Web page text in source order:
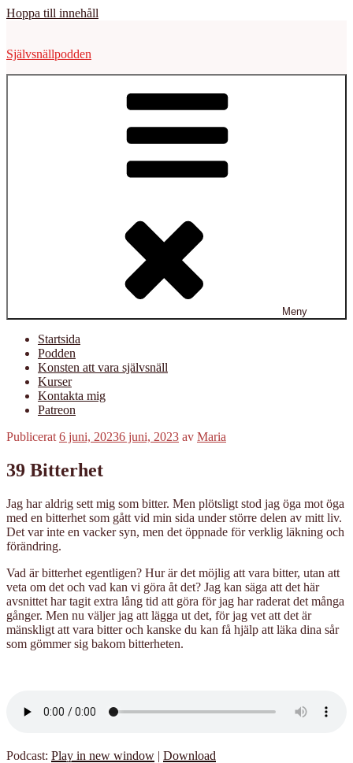
Hoppa till innehåll
Självsnällpodden
Meny
Startsida
Podden
Konsten att vara självsnäll
Kurser
Kontakta mig
Patreon
Publicerat 6 juni, 20236 juni, 2023 av Maria
39 Bitterhet
Jag har aldrig sett mig som bitter. Men plötsligt stod jag öga mot öga
med en bitterhet som gått vid min sida under större delen av mitt liv.
Det var inte en vacker syn, men det öppnade för verklig läkning och
förändring.
Vad är bitterhet egentligen? Hur är det möjlig att vara bitter, utan att
veta om det och vad kan vi göra åt det? Jag kan säga att det här
avsnittet har tagit extra lång tid att göra för jag har raderat det många
gånger. Men nu väljer jag att lägga ut det, för jag vet att det är
mänskligt att vara bitter och kanske du kan få hjälp att läka dina sår
som gömmer sig bakom bitterheten.
Podcast: Play in new window | Download